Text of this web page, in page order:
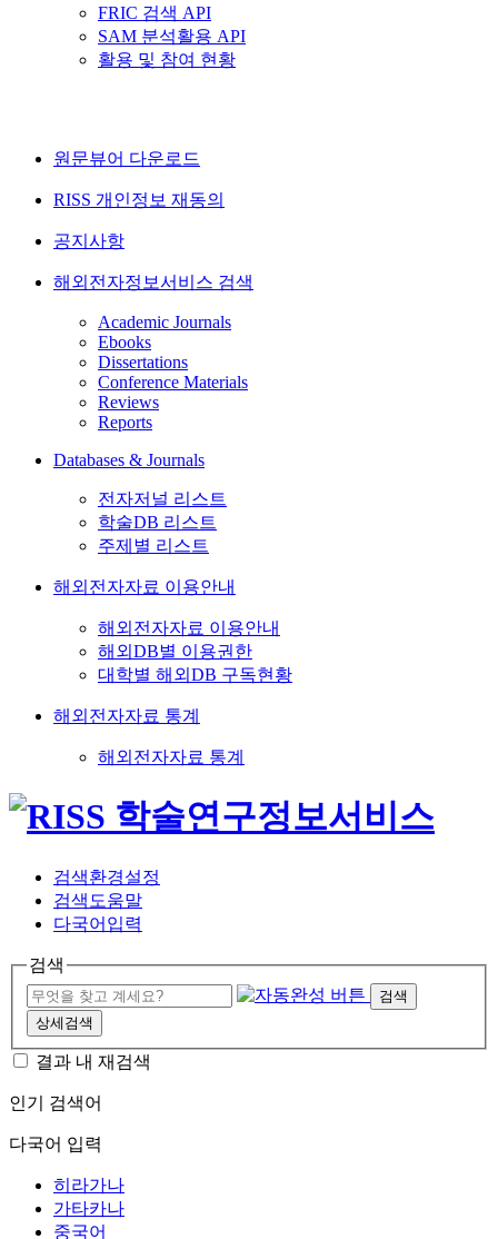
FRIC 검색 API
SAM 분석활용 API
활용 및 참여 현황
원문뷰어 다운로드
RISS 개인정보 재동의
공지사항
해외전자정보서비스 검색
Academic Journals
Ebooks
Dissertations
Conference Materials
Reviews
Reports
Databases & Journals
전자저널 리스트
학술DB 리스트
주제별 리스트
해외전자자료 이용안내
해외전자자료 이용안내
해외DB별 이용권한
대학별 해외DB 구독현황
해외전자자료 통계
해외전자자료 통계
검색환경설정
검색도움말
다국어입력
검색
검색
상세검색
결과 내 재검색
인기 검색어
다국어 입력
히라가나
가타카나
중국어